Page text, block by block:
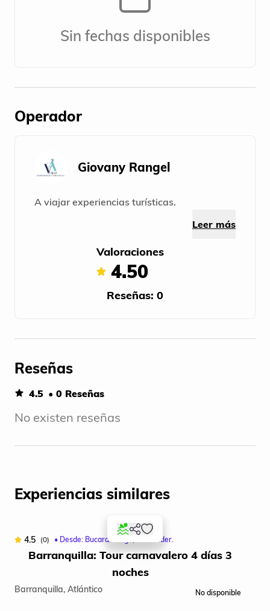
Sin fechas disponibles
Operador
Giovany Rangel
A viajar experiencias turísticas.
Leer más
Valoraciones
4.50
Reseñas: 0
Reseñas
4.5 • 0 Reseñas
No existen reseñas
Experiencias similares
4.5 (0) • Desde: Bucaramanga, Santander.
Barranquilla: Tour carnavalero 4 días 3
noches
Barranquilla, Atlántico No disponible